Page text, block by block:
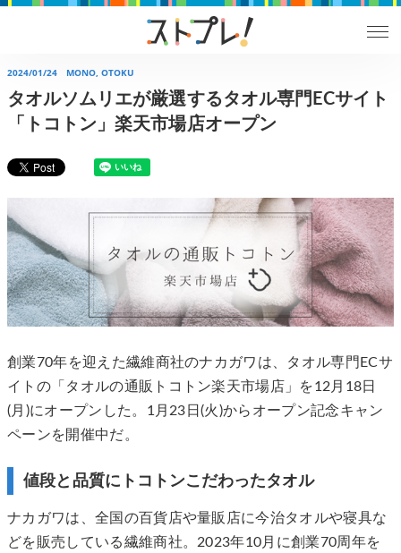
2024/01/24 MONO, OTOKU
タオルソムリエが厳選するタオル専門ECサイト
「トコトン」楽天市場店オープン
創業70年を迎えた繊維商社のナカガワは、タオル専門ECサ
イトの「タオルの通販トコトン楽天市場店」を12月18日
(月)にオープンした。1月23日(火)からオープン記念キャン
ペーンを開催中だ。
値段と品質にトコトンこだわったタオル
ナカガワは、全国の百貨店や量販店に今治タオルや寝具な
どを販売している繊維商社。2023年10月に創業70周年を